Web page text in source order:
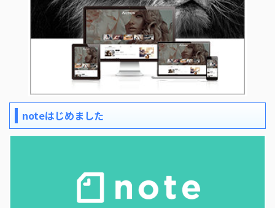
noteはじめました